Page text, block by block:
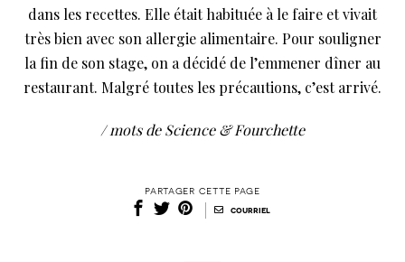
dans les recettes. Elle était habituée à le faire et vivait
très bien avec son allergie alimentaire. Pour souligner
la fin de son stage, on a décidé de l’emmener dîner au
restaurant. Malgré toutes les précautions, c’est arrivé.
/ mots de Science & Fourchette
partager cette page
courriel